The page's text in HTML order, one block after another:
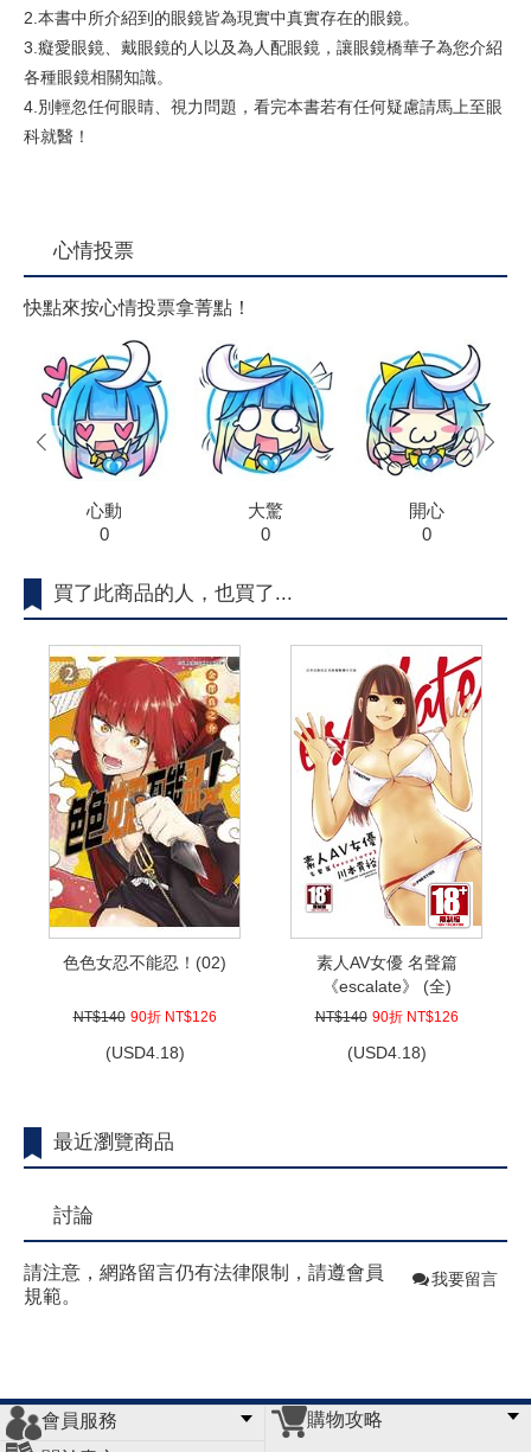
2.本書中所介紹到的眼鏡皆為現實中真實存在的眼鏡。
3.癡愛眼鏡、戴眼鏡的人以及為人配眼鏡，讓眼鏡橋華子為您介紹
各種眼鏡相關知識。
4.別輕忽任何眼睛、視力問題，看完本書若有任何疑慮請馬上至眼
科就醫！
心情投票
快點來按心情投票拿菁點！
心動
0
大驚
0
開心
0
prev next
買了此商品的人，也買了...
色色女忍不能忍！(02)
NT$140 90折 NT$126
(USD4.18)
素人AV女優 名聲篇
《escalate》 (全)
NT$140 90折 NT$126
(USD4.18)
最近瀏覽商品
討論
請注意，網路留言仍有法律限制，請遵會員
規範。
我要留言
會員服務 購物攻略